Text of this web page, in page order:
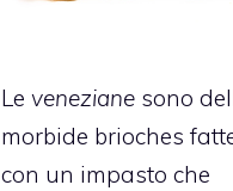
Le veneziane sono
morbide brioches
con un impasto che